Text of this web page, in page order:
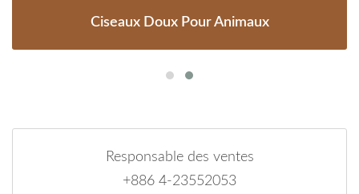
Ciseaux Doux Pour Animaux
Responsable des ventes
+886 4-23552053